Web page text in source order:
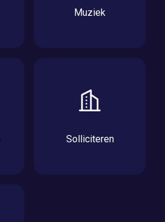
Muziek
Solliciteren